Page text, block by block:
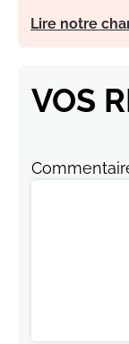
Lire notre
VOS